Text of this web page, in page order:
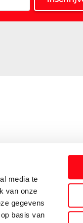
media te
van onze
gegevens
basis van